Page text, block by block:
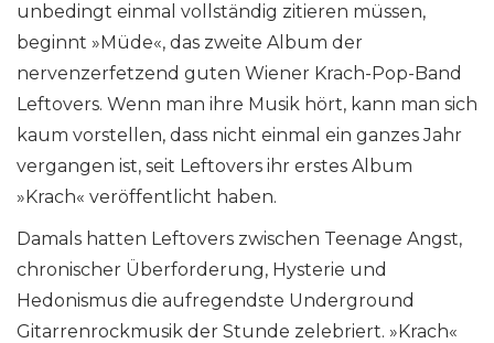
unbedingt einmal vollständig zitieren müssen,
beginnt »Müde«, das zweite Album der
nervenzerfetzend guten Wiener Krach-Pop-Band
Leftovers. Wenn man ihre Musik hört, kann man sich
kaum vorstellen, dass nicht einmal ein ganzes Jahr
vergangen ist, seit Leftovers ihr erstes Album
»Krach« veröffentlicht haben.
Damals hatten Leftovers zwischen Teenage Angst,
chronischer Überforderung, Hysterie und
Hedonismus die aufregendste Underground
Gitarrenrockmusik der Stunde zelebriert. »Krach«